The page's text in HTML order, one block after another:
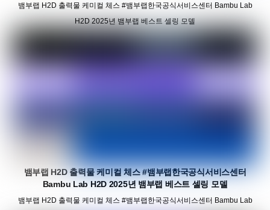
뱀부랩 H2D 출력물 케미컬 체스 #뱀부랩한국공식서비스센터 Bambu Lab
H2D 2025년 뱀부랩 베스트 셀링 모델
뱀부랩 H2D 출력물 케미컬 체스 #뱀부랩한국공식서비스센터
Bambu Lab H2D 2025년 뱀부랩 베스트 셀링 모델
뱀부랩 H2D 출력물 케미컬 체스 #뱀부랩한국공식서비스센터 Bambu Lab